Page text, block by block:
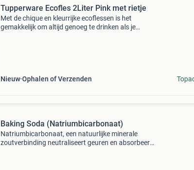
Tupperware Ecofles 2Liter Pink met rietje
Met de chique en kleurrijke ecoflessen is het
gemakkelijk om altijd genoeg te drinken als je
Nieuw Ophalen of Verzenden
Baking Soda (Natriumbicarbonaat)
Natriumbicarbonaat, een natuurlijke minerale
zoutverbinding neutraliseert geuren en absorbeert